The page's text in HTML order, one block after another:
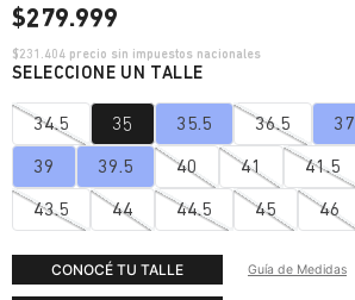
$279.999
$231.404 precio sin impuestos nacionales
34.5 35 35.5 36.5 37
39 39.5 40 41 41.5
43.5 44 44.5 45 46
CONOCÉ TU TALLE Guía de Medidas